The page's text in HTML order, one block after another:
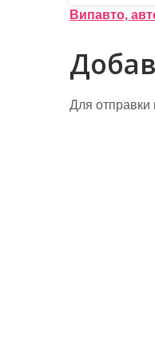
Н
а
в
и
Випавто,
Для